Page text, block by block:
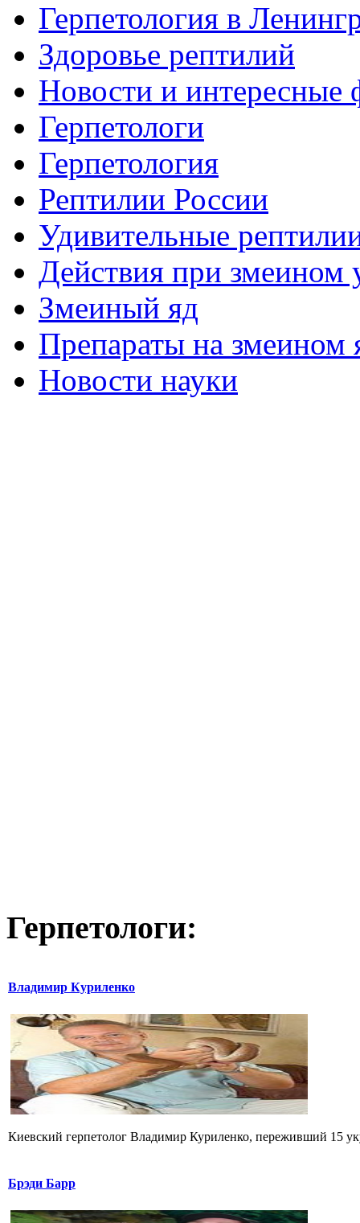
Герпетология в
Здоровье рептилий
Новости и интересные
Герпетологи
Герпетология
Рептилии России
Удивительные
Действия при змеином
Змеиный яд
Препараты на змеином
Новости науки
Герпетологи:
Владимир Куриленко
Киевский герпетолог Владимир Куриленко, переживший 15
Брэди Барр